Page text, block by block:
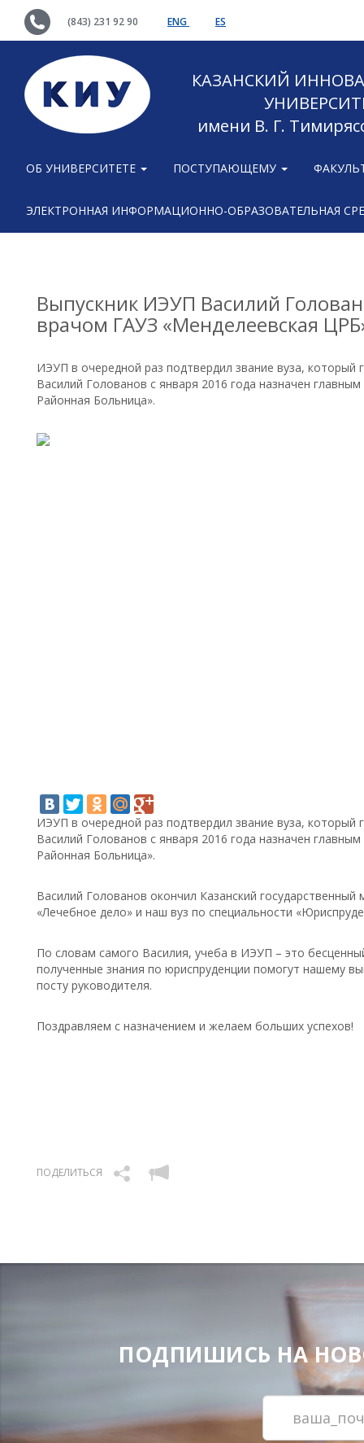
(843) 231 92 90 ENG ES
КАЗАНСКИЙ
имени В. Г.
ОБ УНИВЕРСИТЕТЕ ПОСТУПАЮЩЕМУ
ЭЛЕКТРОННАЯ ИНФОРМАЦИОННО-ОБРАЗОВАТЕЛЬНАЯ
Выпускник ИЭУП Василий
врачом ГАУЗ «Менделеевская
ИЭУП в очередной раз подтвердил звание вуза, который
Василий Голованов с января 2016 года назначен
Районная Больница».
ИЭУП в очередной раз подтвердил звание вуза, который
Василий Голованов с января 2016 года назначен
Районная Больница».
Василий Голованов окончил Казанский государственный
«Лечебное дело» и наш вуз по специальности
По словам самого Василия, учеба в ИЭУП – это
полученные знания по юриспруденции помогут нашему
посту руководителя.
Поздравляем с назначением и желаем больших успехов!
ПОДЕЛИТЬСЯ
ПОДПИШИСЬ НА